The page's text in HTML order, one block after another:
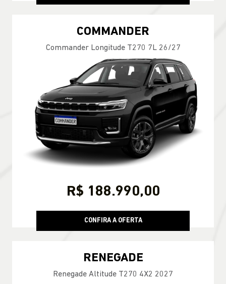
COMMANDER
Commander Longitude T270 7L 26/27
R$ 188.990,00
CONFIRA A OFERTA
RENEGADE
Renegade Altitude T270 4X2 2027